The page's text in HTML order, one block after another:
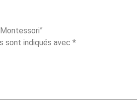
sont indiqués avec *